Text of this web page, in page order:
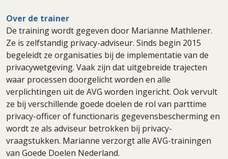
Over de trainer
De training wordt gegeven door Marianne Mathlener.
Ze is zelfstandig privacy-adviseur. Sinds begin 2015
begeleidt ze organisaties bij de implementatie van de
privacywetgeving. Vaak zijn dat uitgebreide trajecten
waar processen doorgelicht worden en alle
verplichtingen uit de AVG worden ingericht. Ook vervult
ze bij verschillende goede doelen de rol van parttime
privacy-officer of functionaris gegevensbescherming en
wordt ze als adviseur betrokken bij privacy-
vraagstukken. Marianne verzorgt alle AVG-trainingen
van Goede Doelen Nederland.